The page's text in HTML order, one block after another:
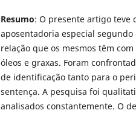
Resumo: O presente artigo teve
aposentadoria especial segundo
relação que os mesmos têm
óleos e graxas. Foram
de identificação tanto para o
sentença. A pesquisa foi
analisados constantemente. O